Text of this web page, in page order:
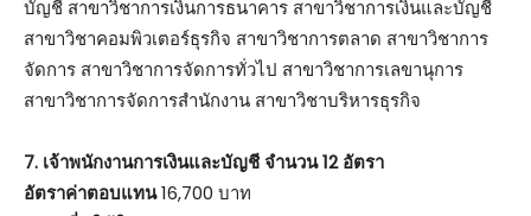
บัญชี สาขาวิชาการเงินการธนาคาร สาขาวิชาการเงินและบัญชี
สาขาวิชาคอมพิวเตอร์ธุรกิจ สาขาวิชาการตลาด สาขาวิชาการ
จัดการ สาขาวิชาการจัดการทั่วไป สาขาวิชาการเลขานุการ
สาขาวิชาการจัดการสำนักงาน สาขาวิชาบริหารธุรกิจ
7. เจ้าพนักงานการเงินและบัญชี จำนวน 12 อัตรา
อัตราค่าตอบแทน16,700 บาท